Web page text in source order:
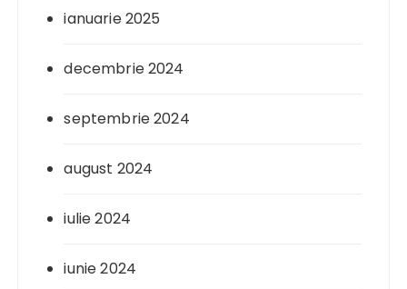
ianuarie 2025
decembrie 2024
septembrie 2024
august 2024
iulie 2024
iunie 2024